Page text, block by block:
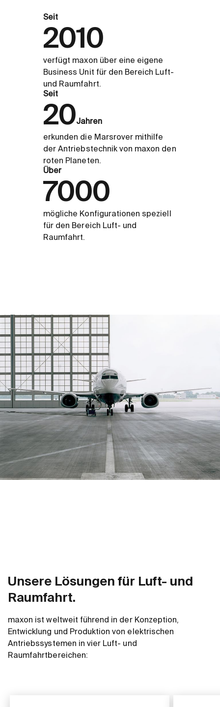
Seit
2010
verfügt maxon über eine eigene
Business Unit für den Bereich Luft-
und Raumfahrt.
Seit
20Jahren
erkunden die Marsrover mithilfe
der Antriebstechnik von maxon den
roten Planeten.
Über
7000
mögliche Konfigurationen speziell
für den Bereich Luft- und
Raumfahrt.
Unsere Lösungen für Luft- und
Raumfahrt.
maxon ist weltweit führend in der Konzeption,
Entwicklung und Produktion von elektrischen
Antriebssystemen in vier Luft- und
Raumfahrtbereichen: